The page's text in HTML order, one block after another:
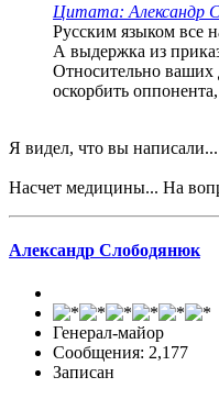
Цитата: Александр
Русским языком все
А выдержка из
Относительно ваших
оскорбить
Я видел, что вы
Насчет медицины... На
Александр Слободянюк
Генерал-майор
Сообщения: 2,177
Записан